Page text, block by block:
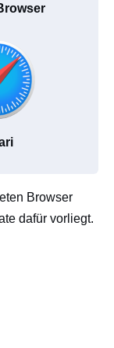
Browser
dafür vorliegt.